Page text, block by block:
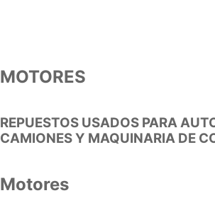
MOTORES
REPUESTOS USADOS PARA
CAMIONES Y MAQUINARIA DE
Motores